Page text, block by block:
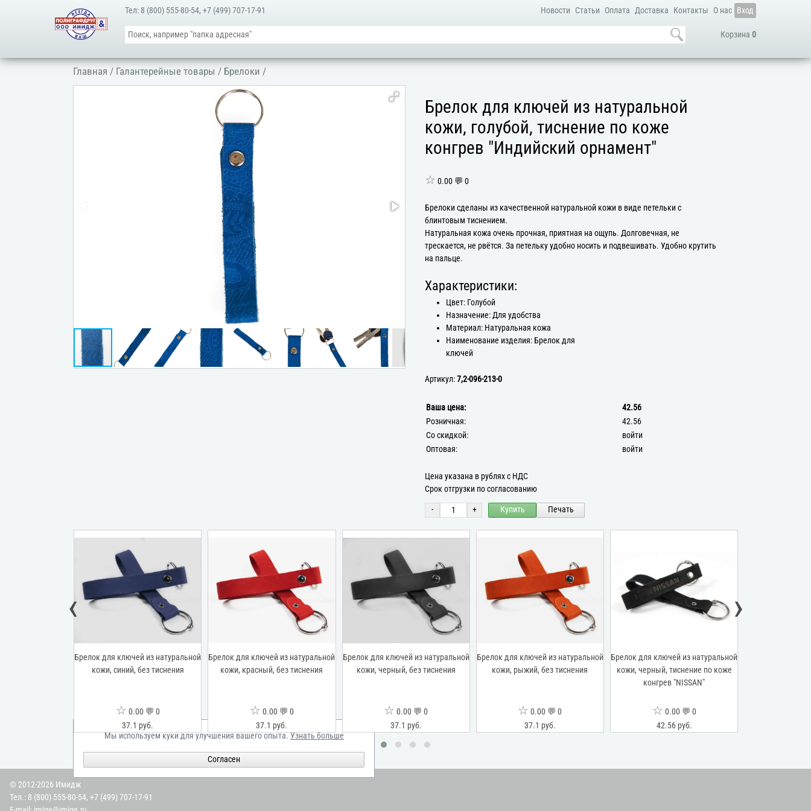
Новости Статьи Оплата Доставка Контакты О нас Вход
Корзина 0
Тел: 8 (800) 555-80-54,+7 (499) 707-17-91
Главная / Галантерейные товары / Брелоки /
Брелок для ключей из натуральной
кожи, голубой, тиснение по коже
конгрев "Индийский орнамент"
☆ 0.00 💬 0
Брелоки сделаны из качественной натуральной кожи в виде петельки с
блинтовым тиснением.
Натуральная кожа очень прочная, приятная на ощупь. Долговечная, не
трескается, не рвётся. За петельку удобно носить и подвешивать. Удобно крутить
на пальце.
Характеристики:
Цвет: Голубой
Назначение: Для удобства
Материал: Натуральная кожа
Наименование изделия: Брелок для
ключей
Артикул:7,2-096-213-0
Ваша цена:
42.56
Розничная:
42.56
Со скидкой:
войти
Оптовая:
войти
Цена указана в рублях с НДС
Срок отгрузки по согласованию
- + Купить Печать
Брелок для ключей из натуральной
кожи, синий, без тиснения
☆ 0.00 💬 0
37.1 руб.
Брелок для ключей из натуральной
кожи, красный, без тиснения
☆ 0.00 💬 0
37.1 руб.
Брелок для ключей из натуральной
кожи, черный, без тиснения
☆ 0.00 💬 0
37.1 руб.
Брелок для ключей из натуральной
кожи, рыжий, без тиснения
☆ 0.00 💬 0
37.1 руб.
Брелок для ключей из натуральной
кожи, черный, тиснение по коже
конгрев "NISSAN"
☆ 0.00 💬 0
42.56 руб.
‹ ›
Мы используем куки для улучшения вашего опыта.Узнать больше
Согласен
© 2012-2026 Имидж
Тел.: 8 (800) 555-80-54, +7 (499) 707-17-91